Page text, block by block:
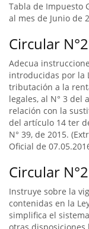
Tabla de Impuesto
al mes de Junio de
Circular
Adecua
introducidas por la
tributación a la
legales, al N° 3 del
relación con la
del artículo 14 ter
N° 39, de 2015.
Oficial de
Circular
Instruye sobre la
contenidas en la
simplifica el